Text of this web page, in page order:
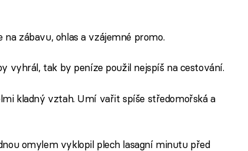
na zábavu, ohlas a vzájemné promo.
vyhrál, tak by peníze použil nejspíš na cestování.
kladný vztah. Umí vařit spíše středomořská a
omylem vyklopil plech lasagní minutu před